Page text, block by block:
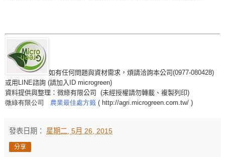
如有任何問題與資材需求，煩請洽詢本公司(0977-080428)
或用LINE諮詢 (請加入ID microgreen)
資料提供與整理：微綠有限公司
(未經授權請勿轉載、複製列印)
微綠有限公司 農業最佳處方籤 ( http://agri.microgreen.com.tw/ )
發表日期： 星期二, 5月 26, 2015
分享